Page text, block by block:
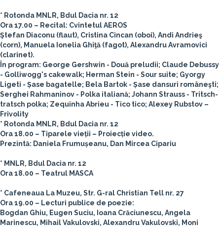
* Rotonda MNLR, Bdul Dacia nr. 12
Ora 17.00 – Recital: Cvintetul AEROS
Ştefan Diaconu (flaut), Cristina Cincan (oboi), Andi Andrieş
(corn), Manuela Ionelia Ghiţă (fagot), Alexandru Avramovici
(clarinet).
În program: George Gershwin - Două preludii; Claude Debussy
- Golliwogg's cakewalk; Herman Stein - Sour suite; Gyorgy
Ligeti - Șase bagatelle; Bela Bartok - Șase dansuri româneşti;
Serghei Rahmaninov - Polka italiană; Johann Strauss - Tritsch-
tratsch polka; Zequinha Abrieu - Tico tico; Alexey Rubstov –
Frivolity
* Rotonda MNLR, Bdul Dacia nr. 12
Ora 18.00 – Tiparele vieții – Proiecție video.
Prezintă: Daniela Frumușeanu, Dan Mircea Cipariu
* MNLR, Bdul Dacia nr. 12
Ora 18.00 – Teatrul MASCA
* Cafeneaua La Muzeu, Str. G-ral Christian Tell nr. 27
Ora 19.00 – Lecturi publice de poezie:
Bogdan Ghiu, Eugen Suciu, Ioana Crăciunescu, Angela
Marinescu, Mihail Vakulovski, Alexandru Vakulovski, Moni